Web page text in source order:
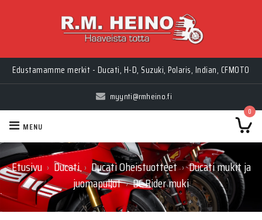
Edustamamme merkit - Ducati, H-D, Suzuki, Polaris, Indian, CFMOTO
myynti@rmheino.fi
0
MENU
Etusivu › Ducati › Ducati Oheistuotteet › Ducati mukit ja
juomapullot › DC Rider muki